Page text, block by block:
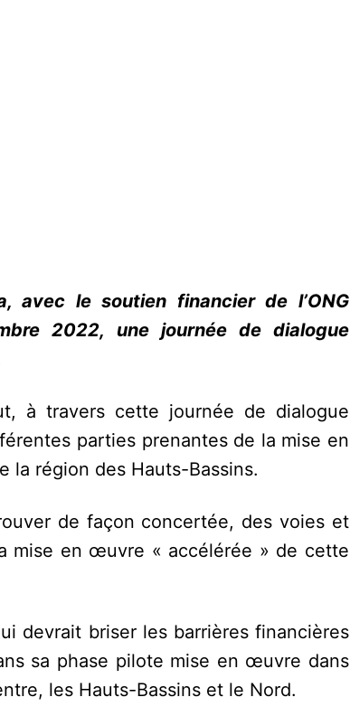
avec le soutien financier de l’ONG
2022, une journée de dialogue
à travers cette journée de dialogue
parties prenantes de la mise en
la région des Hauts-Bassins.
de façon concertée, des voies et
mise en œuvre « accélérée » de cette
devrait briser les barrières financières
sa phase pilote mise en œuvre dans
les Hauts-Bassins et le Nord.